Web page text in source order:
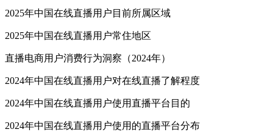
2025年中国在线直播用户目前所属区域
2025年中国在线直播用户常住地区
直播电商用户消费行为洞察（2024年）
2024年中国在线直播用户对在线直播了解程度
2024年中国在线直播用户使用直播平台目的
2024年中国在线直播用户使用的直播平台分布